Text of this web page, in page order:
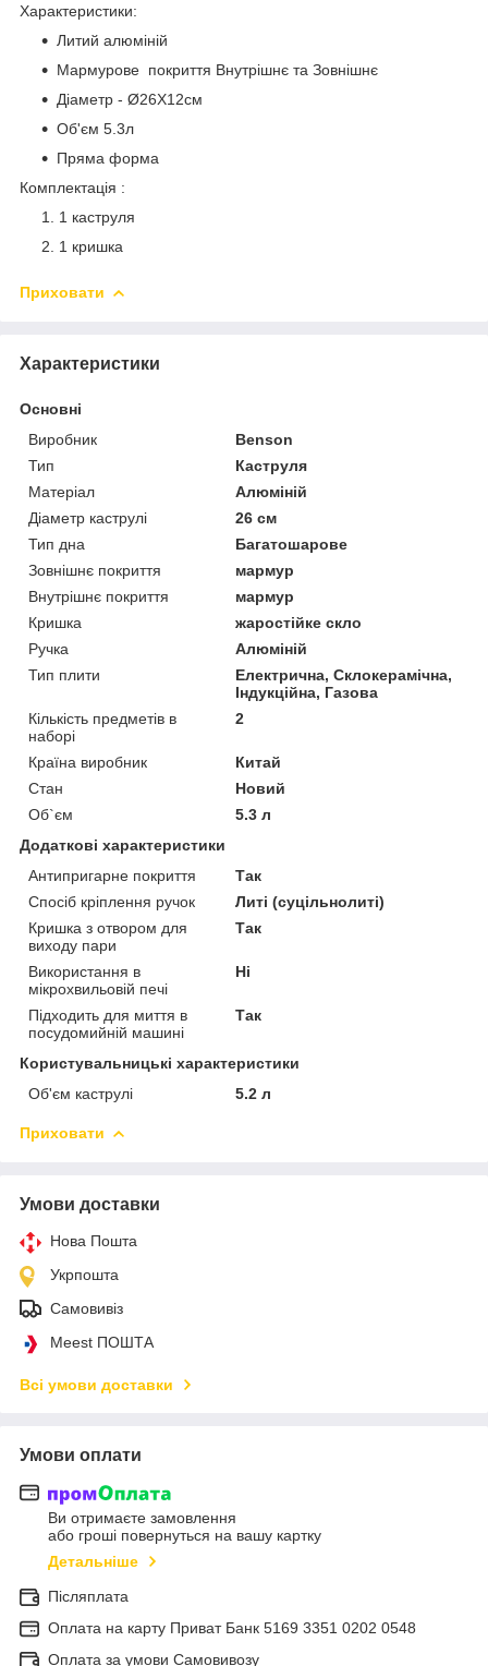
Характеристики:
Литий алюміній
Мармурове покриття Внутрішнє та Зовнішнє
Діаметр - Ø26X12см
Об'єм 5.3л
Пряма форма
Комплектація :
1 каструля
1 кришка
Приховати
Характеристики
Основні
Виробник
Benson
Тип
Каструля
Матеріал
Алюміній
Діаметр каструлі
26 см
Тип дна
Багатошарове
Зовнішнє покриття
мармур
Внутрішнє покриття
мармур
Кришка
жаростійке скло
Ручка
Алюміній
Тип плити
Електрична, Склокерамічна,
Індукційна, Газова
Кількість предметів в
наборі
2
Країна виробник
Китай
Стан
Новий
Об`єм
5.3 л
Додаткові характеристики
Антипригарне покриття
Так
Спосіб кріплення ручок
Литі (суцільнолиті)
Кришка з отвором для
виходу пари
Так
Використання в
мікрохвильовій печі
Ні
Підходить для миття в
посудомийній машині
Так
Користувальницькі характеристики
Об'єм каструлі
5.2 л
Приховати
Умови доставки
Нова Пошта
Укрпошта
Самовивіз
Meest ПОШТА
Всі умови доставки
Умови оплати
Ви отримаєте замовлення
або гроші повернуться на вашу картку
Детальніше
Післяплата
Оплата на карту Приват Банк 5169 3351 0202 0548
Оплата за умови Самовивозу